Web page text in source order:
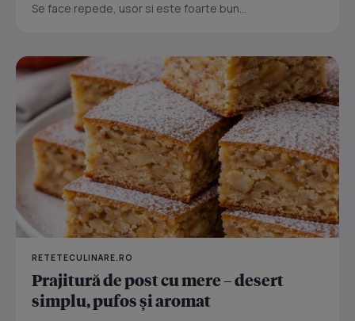
Se face repede, usor si este foarte bun...
RETETECULINARE.RO
Prajitură de post cu mere – desert
simplu, pufos și aromat